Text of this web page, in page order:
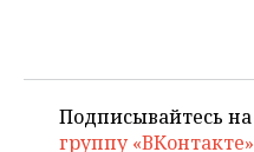
Подписывайтесь на
группу «ВКонтакте»